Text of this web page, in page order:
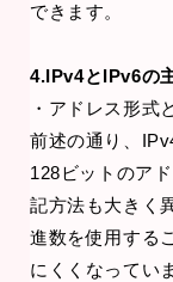
できます。
4.IPv4とIPv6の
・アドレス形式
前述の通り、
128ビットのア
記方法も大きく
進数を使用する
にくくなってい